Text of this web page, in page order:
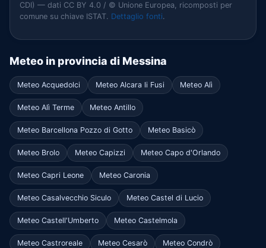
CDI) — dati CC BY 4.0 / © Unione Europea, ricomposti per
comune su chiave ISTAT. Dettaglio fonti.
Meteo in provincia di Messina
Meteo Acquedolci Meteo Alcara li Fusi Meteo Alì
Meteo Alì Terme Meteo Antillo
Meteo Barcellona Pozzo di Gotto Meteo Basicò
Meteo Brolo Meteo Capizzi Meteo Capo d'Orlando
Meteo Capri Leone Meteo Caronia
Meteo Casalvecchio Siculo Meteo Castel di Lucio
Meteo Castell'Umberto Meteo Castelmola
Meteo Castroreale Meteo Cesarò Meteo Condrò